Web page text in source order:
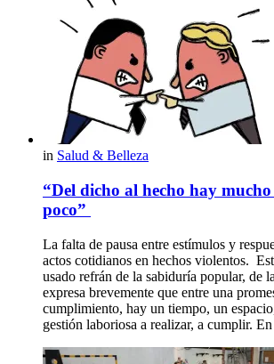
in Salud & Belleza
“Del dicho al hecho hay
poco”
La falta de pausa entre estímulos y
actos cotidianos en hechos violentos.
usado refrán de la sabiduría popular, de
expresa brevemente que entre una
cumplimiento, hay un tiempo, un
gestión laboriosa a realizar, a cumplir.